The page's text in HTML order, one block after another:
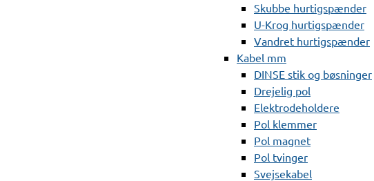
Skubbe hurtigspænder
U-Krog hurtigspænder
Vandret hurtigspænder
Kabel mm
DINSE stik og bøsninger
Drejelig pol
Elektrodeholdere
Pol klemmer
Pol magnet
Pol tvinger
Svejsekabel